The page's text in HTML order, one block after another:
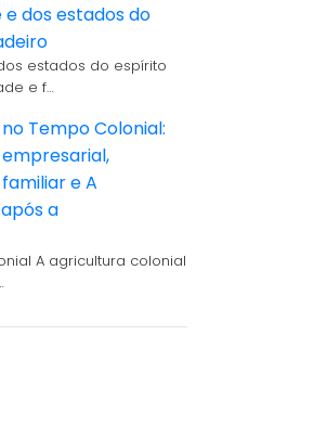
dos estados do
estados do espírito
e f…
Tempo Colonial:
e A
a
A agricultura colonial